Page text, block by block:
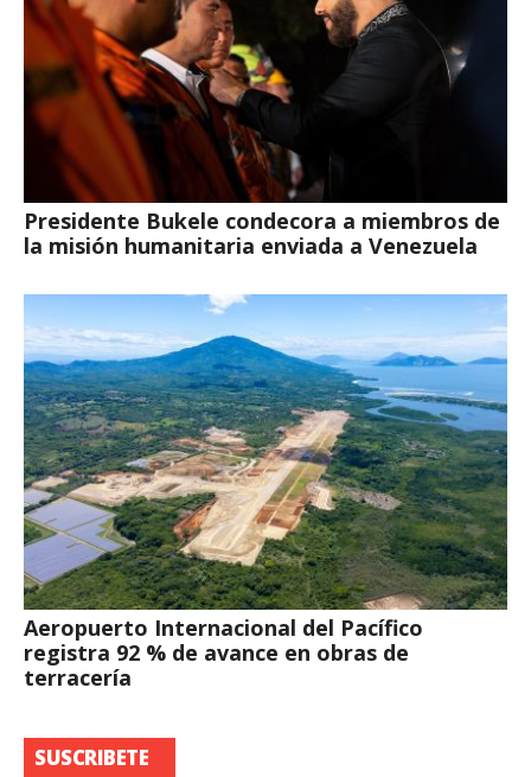
Presidente Bukele condecora a miembros de
la misión humanitaria enviada a Venezuela
Aeropuerto Internacional del Pacífico
registra 92 % de avance en obras de
terracería
SUSCRIBETE